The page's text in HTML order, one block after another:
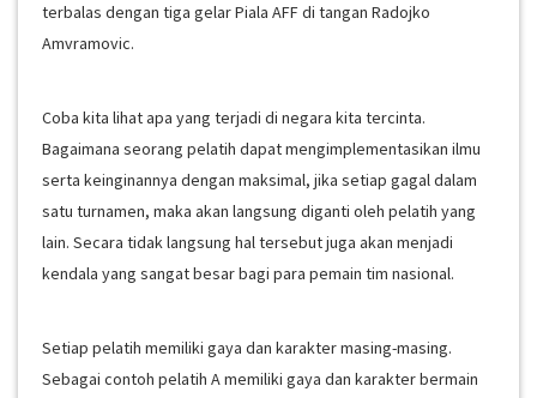
terbalas dengan tiga gelar Piala AFF di tangan Radojko
Amvramovic.
Coba kita lihat apa yang terjadi di negara kita tercinta.
Bagaimana seorang pelatih dapat mengimplementasikan ilmu
serta keinginannya dengan maksimal, jika setiap gagal dalam
satu turnamen, maka akan langsung diganti oleh pelatih yang
lain. Secara tidak langsung hal tersebut juga akan menjadi
kendala yang sangat besar bagi para pemain tim nasional.
Setiap pelatih memiliki gaya dan karakter masing-masing.
Sebagai contoh pelatih A memiliki gaya dan karakter bermain